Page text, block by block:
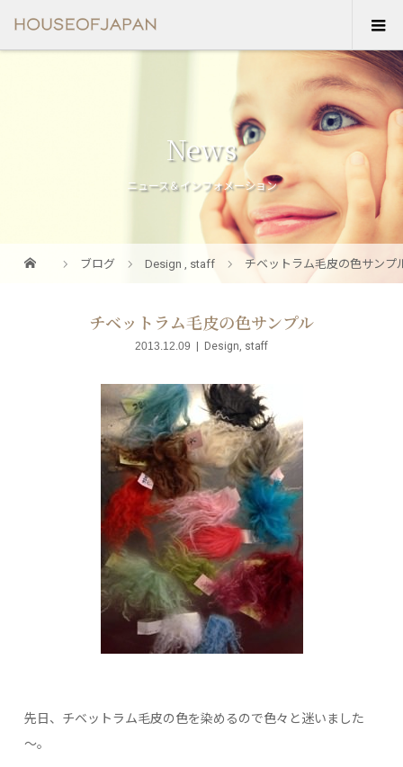
News
ニュース＆インフォメーション
ブログ Design , staff チベットラム毛皮の色サンプ
チベットラム毛皮の色サンプル
2013.12.09 Design, staff
先日、チベットラム毛皮の色を染めるので色々と迷いました
～。